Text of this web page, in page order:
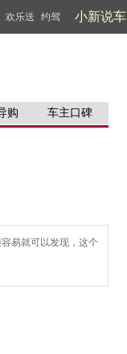
欢乐送 约驾 小新说车
购 车主口碑
易就可以发现，这个